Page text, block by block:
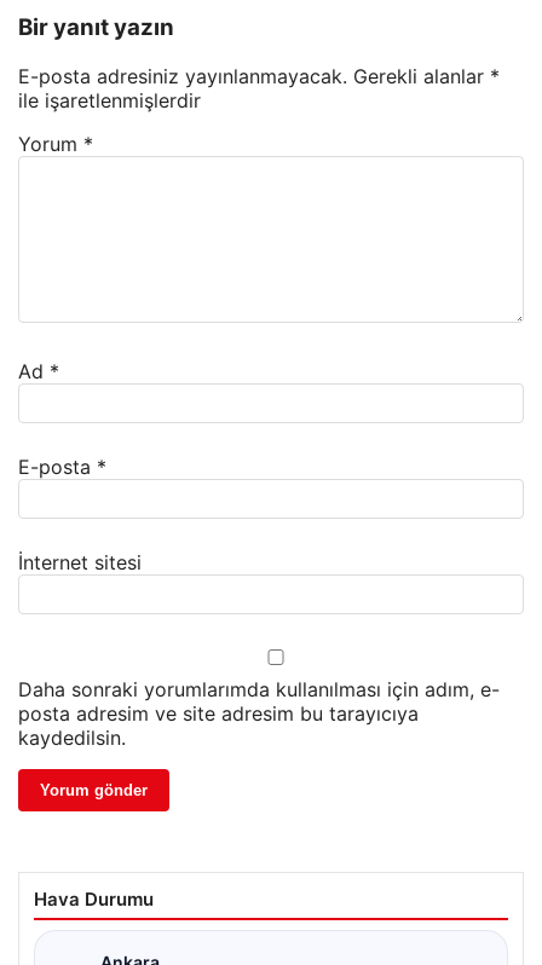
Bir yanıt yazın
E-posta adresiniz yayınlanmayacak. Gerekli alanlar *
ile işaretlenmişlerdir
Yorum *
Ad *
E-posta *
İnternet sitesi
Daha sonraki yorumlarımda kullanılması için adım, e-
posta adresim ve site adresim bu tarayıcıya
kaydedilsin.
Hava Durumu